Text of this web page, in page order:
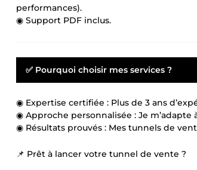
performances).
◉ Support PDF inclus.
✅ Pourquoi choisir mes services ?
◉ Expertise certifiée : Plus de 3 ans
◉ Approche personnalisée : Je
◉ Résultats prouvés : Mes tunnels de
📌 Prêt à lancer votre tunnel de vente ?